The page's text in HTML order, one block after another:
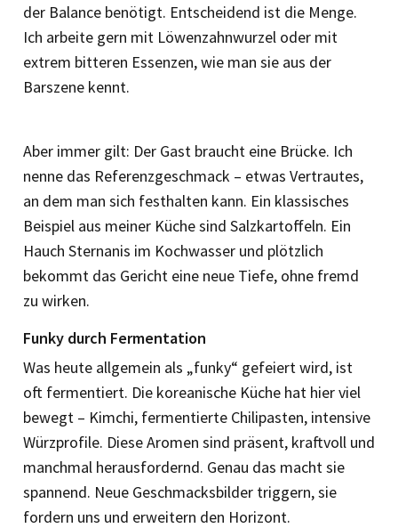
der Balance benötigt. Entscheidend ist die Menge.
Ich arbeite gern mit Löwenzahnwurzel oder mit
extrem bitteren Essenzen, wie man sie aus der
Barszene kennt.
Aber immer gilt: Der Gast braucht eine Brücke. Ich
nenne das Referenzgeschmack – etwas Vertrautes,
an dem man sich festhalten kann. Ein klassisches
Beispiel aus meiner Küche sind Salzkartoffeln. Ein
Hauch Sternanis im Kochwasser und plötzlich
bekommt das Gericht eine neue Tiefe, ohne fremd
zu wirken.
Funky durch Fermentation
Was heute allgemein als „funky“ gefeiert wird, ist
oft fermentiert. Die koreanische Küche hat hier viel
bewegt – Kimchi, fermentierte Chilipasten, intensive
Würzprofile. Diese Aromen sind präsent, kraftvoll und
manchmal herausfordernd. Genau das macht sie
spannend. Neue Geschmacksbilder triggern, sie
fordern uns und erweitern den Horizont.